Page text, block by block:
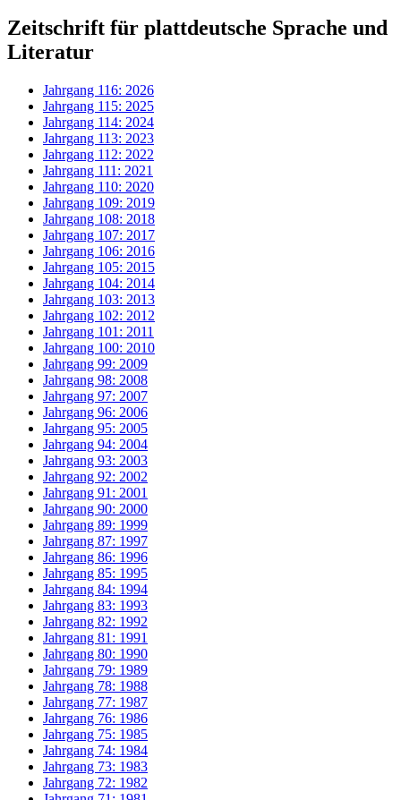
Zeitschrift für plattdeutsche Sprache und
Literatur
Jahrgang 116: 2026
Jahrgang 115: 2025
Jahrgang 114: 2024
Jahrgang 113: 2023
Jahrgang 112: 2022
Jahrgang 111: 2021
Jahrgang 110: 2020
Jahrgang 109: 2019
Jahrgang 108: 2018
Jahrgang 107: 2017
Jahrgang 106: 2016
Jahrgang 105: 2015
Jahrgang 104: 2014
Jahrgang 103: 2013
Jahrgang 102: 2012
Jahrgang 101: 2011
Jahrgang 100: 2010
Jahrgang 99: 2009
Jahrgang 98: 2008
Jahrgang 97: 2007
Jahrgang 96: 2006
Jahrgang 95: 2005
Jahrgang 94: 2004
Jahrgang 93: 2003
Jahrgang 92: 2002
Jahrgang 91: 2001
Jahrgang 90: 2000
Jahrgang 89: 1999
Jahrgang 87: 1997
Jahrgang 86: 1996
Jahrgang 85: 1995
Jahrgang 84: 1994
Jahrgang 83: 1993
Jahrgang 82: 1992
Jahrgang 81: 1991
Jahrgang 80: 1990
Jahrgang 79: 1989
Jahrgang 78: 1988
Jahrgang 77: 1987
Jahrgang 76: 1986
Jahrgang 75: 1985
Jahrgang 74: 1984
Jahrgang 73: 1983
Jahrgang 72: 1982